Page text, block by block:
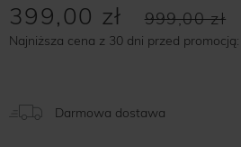
999,00 zł
399,00 zł
Najniższa cena z 30 dni przed promocją:
Darmowa dostawa